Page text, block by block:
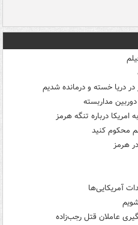
درباره تنگه هرمز
محکوم کنید
هرمز
آمریکایی‌ها
عاملان قتل رجب‌زاده